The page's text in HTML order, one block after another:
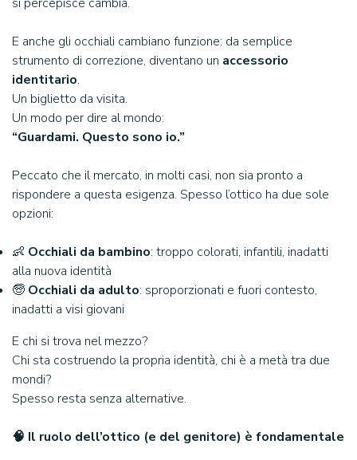
si percepisce cambia.
E anche gli occhiali cambiano funzione: da semplice
strumento di correzione, diventano un accessorio
identitario.
Un biglietto da visita.
Un modo per dire al mondo:
“Guardami. Questo sono io.”
Peccato che il mercato, in molti casi, non sia pronto a
rispondere a questa esigenza. Spesso l’ottico ha due sole
opzioni:
👶 Occhiali da bambino: troppo colorati, infantili, inadatti
alla nuova identità
🧓 Occhiali da adulto: sproporzionati e fuori contesto,
inadatti a visi giovani
E chi si trova nel mezzo?
Chi sta costruendo la propria identità, chi è a metà tra due
mondi?
Spesso resta senza alternative.
🧠 Il ruolo dell’ottico (e del genitore) è fondamentale